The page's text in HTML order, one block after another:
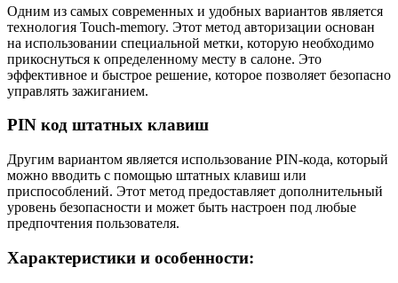
Одним из самых современных и удобных вариантов является
технология Touch-memory. Этот метод авторизации основан
на использовании специальной метки, которую необходимо
прикоснуться к определенному месту в салоне. Это
эффективное и быстрое решение, которое позволяет безопасно
управлять зажиганием.
PIN код штатных клавиш
Другим вариантом является использование PIN-кода, который
можно вводить с помощью штатных клавиш или
приспособлений. Этот метод предоставляет дополнительный
уровень безопасности и может быть настроен под любые
предпочтения пользователя.
Характеристики и особенности: